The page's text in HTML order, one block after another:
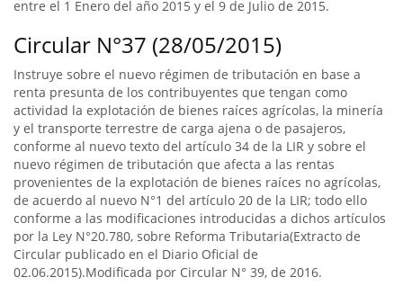
entre el 1 Enero del año 2015 y el 9 de Julio de 2015.
Circular N°37 (28/05/2015)
Instruye sobre el nuevo régimen de tributación en base a
renta presunta de los contribuyentes que tengan como
actividad la explotación de bienes raíces agrícolas, la minería
y el transporte terrestre de carga ajena o de pasajeros,
conforme al nuevo texto del artículo 34 de la LIR y sobre el
nuevo régimen de tributación que afecta a las rentas
provenientes de la explotación de bienes raíces no agrícolas,
de acuerdo al nuevo N°1 del artículo 20 de la LIR; todo ello
conforme a las modificaciones introducidas a dichos artículos
por la Ley N°20.780, sobre Reforma Tributaria(Extracto de
Circular publicado en el Diario Oficial de
02.06.2015).Modificada por Circular N° 39, de 2016.